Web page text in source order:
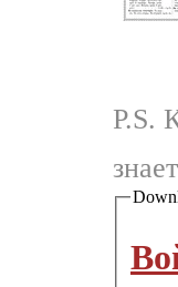
P.S.